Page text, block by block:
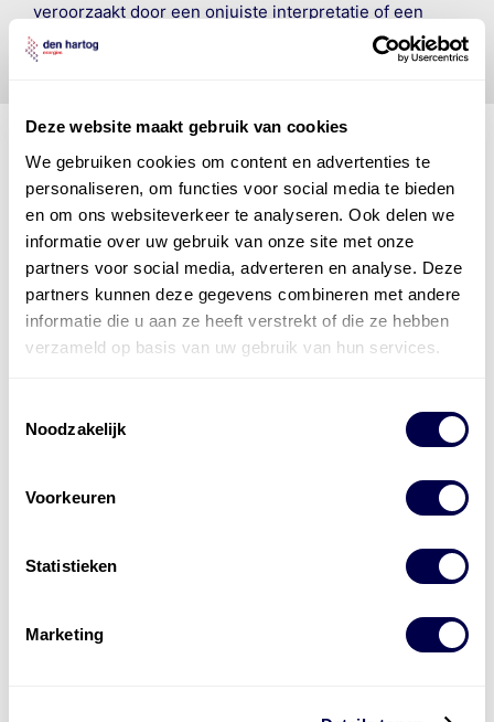
Deze website maakt gebruik van cookies
We gebruiken cookies om content en advertenties te
personaliseren, om functies voor social media te bieden
en om ons websiteverkeer te analyseren. Ook delen we
informatie over uw gebruik van onze site met onze
partners voor social media, adverteren en analyse. Deze
partners kunnen deze gegevens combineren met andere
informatie die u aan ze heeft verstrekt of die ze hebben
verzameld op basis van uw gebruik van hun services.
Noodzakelijk
Voorkeuren
Statistieken
Marketing
veroorzaakt door een onjuiste interpretatie of een
onjuist gebruik van de gepubliceerde gegevens.
Den Hartog Energies
bestaat uitvier divisies